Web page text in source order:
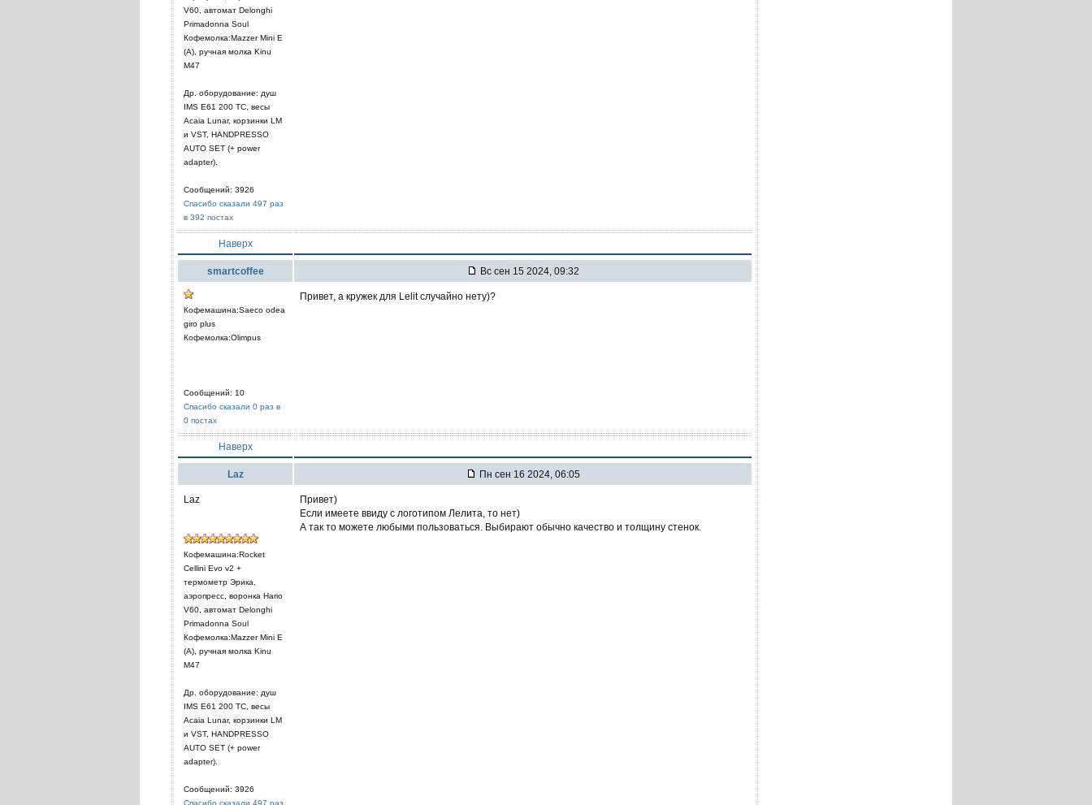
V60, автомат Delonghi
Primadonna Soul
Кофемолка:Mazzer Mini E
(A), ручная молка Kinu
M47
Др. оборудование: душ
IMS E61 200 TC, весы
Acaia Lunar, корзинки LM
и VST, HANDPRESSO
AUTO SET (+ power
adapter).
Сообщений: 3926
Спасибо сказали 497 раз
в 392 постах
Наверх
smartcoffee Вс сен 15 2024, 09:32
Кофемашина:Saeco odea
giro plus
Кофемолка:Olimpus
Сообщений: 10
Спасибо сказали 0 раз в
0 постах
Привет, а кружек для Lelit случайно нету)?
Наверх
Laz Пн сен 16 2024, 06:05
Laz
Кофемашина:Rocket
Cellini Evo v2 +
термометр Эрика,
аэропресс, воронка Hario
V60, автомат Delonghi
Primadonna Soul
Кофемолка:Mazzer Mini E
(A), ручная молка Kinu
M47
Др. оборудование: душ
IMS E61 200 TC, весы
Acaia Lunar, корзинки LM
и VST, HANDPRESSO
AUTO SET (+ power
adapter).
Сообщений: 3926
Спасибо сказали 497 раз
Привет)
Если имеете ввиду с логотипом Лелита, то нет)
А так то можете любыми пользоваться. Выбирают обычно качество и толщину стенок.